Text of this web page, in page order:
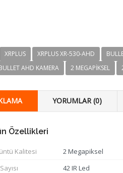
XRPLUS XRPLUS XR-530-AHD
AHD KAMERA
2 MEGAPIKSEL
YORUMLAR (0)
Özellikleri
Kalitesi 2 Megapiksel
42 IR Led